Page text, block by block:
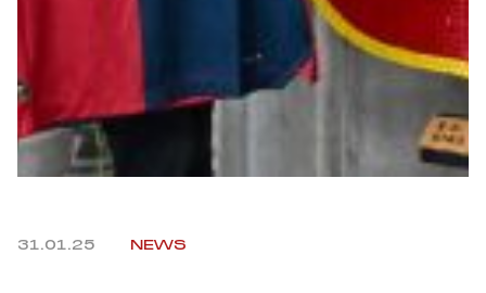
Accessori
Party
31.01.25 NEWS